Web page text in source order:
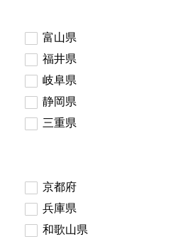
富山県
福井県
岐阜県
静岡県
三重県
京都府
兵庫県
和歌山県